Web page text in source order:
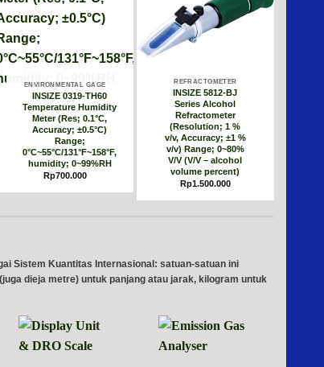
ENVIRONMENTAL GAGE
INSIZE 0319-TH60
Temperature Humidity
Meter (Res; 0.1°C,
Accuracy; ±0.5°C)
Range;
0°C~55°C/131°F~158°F,
humidity; 0~99%RH
Rp700.000
REFRACTOMETER
INSIZE 5812-BJ
Series Alcohol
Refractometer
(Resolution; 1 %
v/v, Accuracy; ±1 %
v/v) Range; 0~80%
V/V (V/V – alcohol
volume percent)
Rp1.500.000
Sistem Kuantitas Internasional: satuan-satuan ini
dieja metre) untuk panjang atau jarak, kilogram untuk